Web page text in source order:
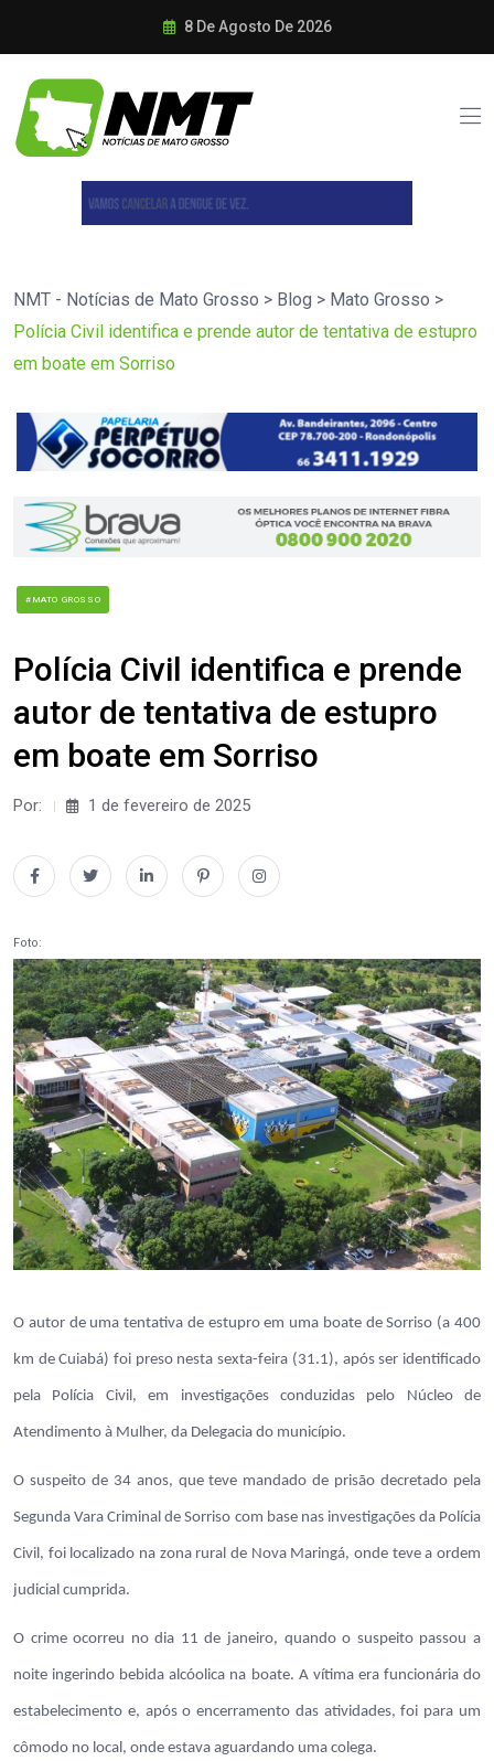
8 De Agosto De 2026
NMT - Notícias de Mato Grosso > Blog > Mato Grosso >
Polícia Civil identifica e prende autor de tentativa de estupro
em boate em Sorriso
#MATO GROSSO
Polícia Civil identifica e prende
autor de tentativa de estupro
em boate em Sorriso
Por: 1 de fevereiro de 2025
Foto:
O autor de uma tentativa de estupro em uma boate de Sorriso (a 400
km de Cuiabá) foi preso nesta sexta-feira (31.1), após ser identificado
pela Polícia Civil, em investigações conduzidas pelo Núcleo de
Atendimento à Mulher, da Delegacia do município.
O suspeito de 34 anos, que teve mandado de prisão decretado pela
Segunda Vara Criminal de Sorriso com base nas investigações da Polícia
Civil, foi localizado na zona rural de Nova Maringá, onde teve a ordem
judicial cumprida.
O crime ocorreu no dia 11 de janeiro, quando o suspeito passou a
noite ingerindo bebida alcóolica na boate. A vítima era funcionária do
estabelecimento e, após o encerramento das atividades, foi para um
cômodo no local, onde estava aguardando uma colega.